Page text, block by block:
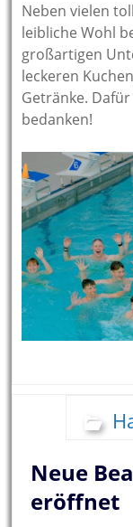
Neben vielen
leibliche Wohl
großartigen
leckeren
Getränke.
bedanken!
Neue
eröffnet